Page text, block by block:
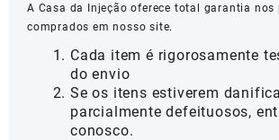
A Casa da Injeção oferece total garantia nos
comprados em nosso site.
Cada item é rigorosamente
do envio
Se os itens estiverem
parcialmente defeituosos,
conosco.